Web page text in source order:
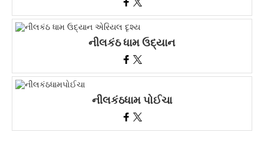
નીલકંઠ ધામ ઉદ્યાન
નીલકંઠધામ પોઈચા